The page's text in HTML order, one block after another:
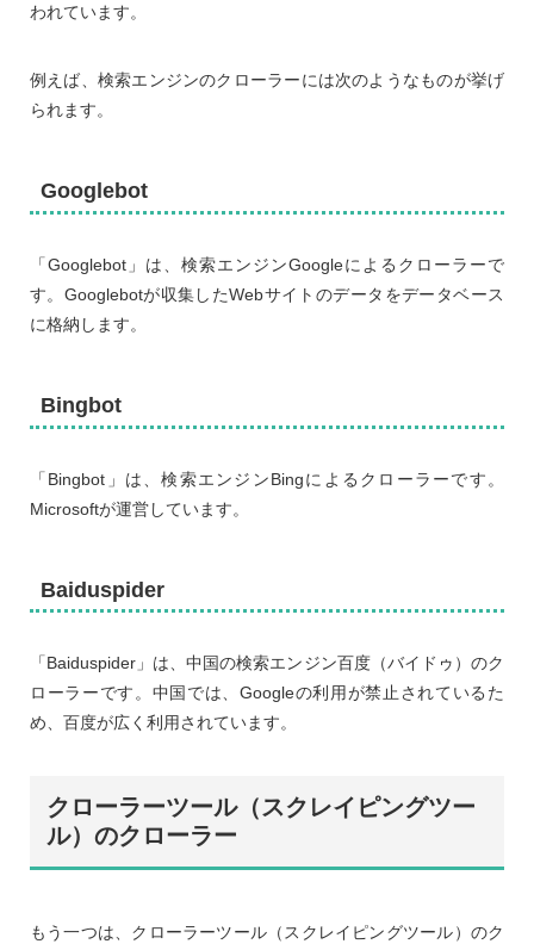
われています。
例えば、検索エンジンのクローラーには次のようなものが挙げ
られます。
Googlebot
「Googlebot」は、検索エンジンGoogleによるクローラーで
す。Googlebotが収集したWebサイトのデータをデータベース
に格納します。
Bingbot
「Bingbot」は、検索エンジンBingによるクローラーです。
Microsoftが運営しています。
Baiduspider
「Baiduspider」は、中国の検索エンジン百度（バイドゥ）のク
ローラーです。中国では、Googleの利用が禁止されているた
め、百度が広く利用されています。
クローラーツール（スクレイピングツー
ル）のクローラー
もう一つは、クローラーツール（スクレイピングツール）のク